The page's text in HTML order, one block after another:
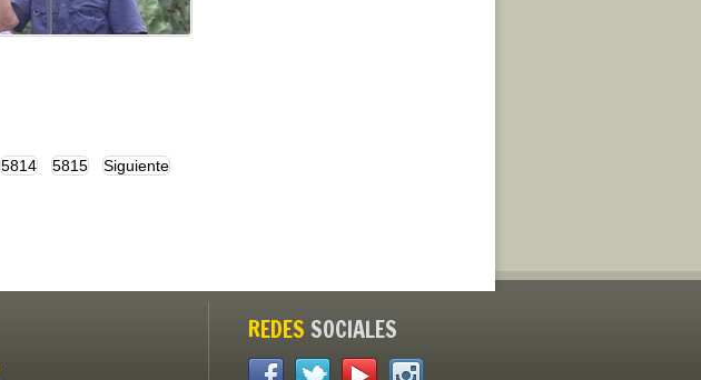
5814 5815
Siguiente
REDES SOCIALES